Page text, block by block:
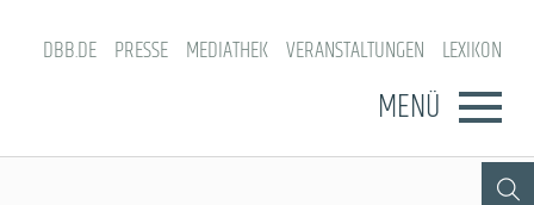
DBB.DE PRESSE MEDIATHEK VERANSTALTUNGEN LEXIKON
MENÜ